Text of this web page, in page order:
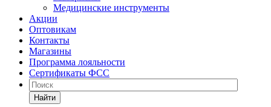
Медицинские инструменты
Акции
Оптовикам
Контакты
Магазины
Программа лояльности
Сертификаты ФСС
Найти